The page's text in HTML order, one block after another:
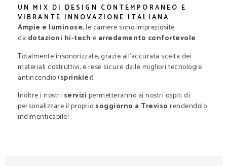
UN MIX DI DESIGN CONTEMPORANEO E
VIBRANTE INNOVAZIONE ITALIANA.
Ampie e luminose, le camere sono impreziosite
da dotazioni hi-tech e arredamento confortevole.
Totalmente insonorizzate, grazie all’accurata scelta dei
materiali costruttivi, e rese sicure dalle migliori tecnologie
antincendio (sprinkler).
Inoltre i nostri servizi permetteranno ai nostri ospiti di
personalizzare il proprio soggiorno a Treviso rendendolo
indimenticabile!